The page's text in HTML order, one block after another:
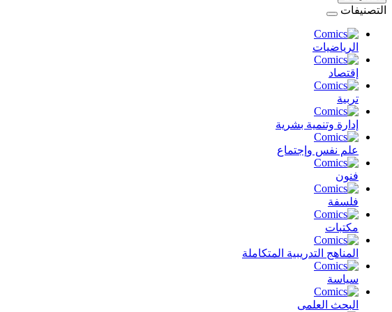
التصنيفات
الرياضيات
إقتصاد
تربية
إدارة وتنمية بشرية
علم نفس وإجتماع
فنون
فلسفة
مكتبات
المناهج التدريبية المتكاملة
سياسة
البحث العلمى